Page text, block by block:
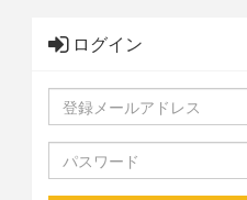
ログイン